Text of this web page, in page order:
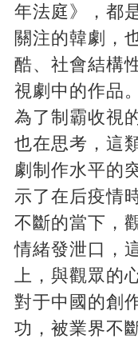
年法庭》，都
關注的韓劇，
酷、社會結構
視劇中的作品
為了制霸收視
也在思考，這
劇制作水平的
示了在后疫情
不斷的當下，
情緒發泄口，
上，與觀眾的
對于中國的創
功，被業界不